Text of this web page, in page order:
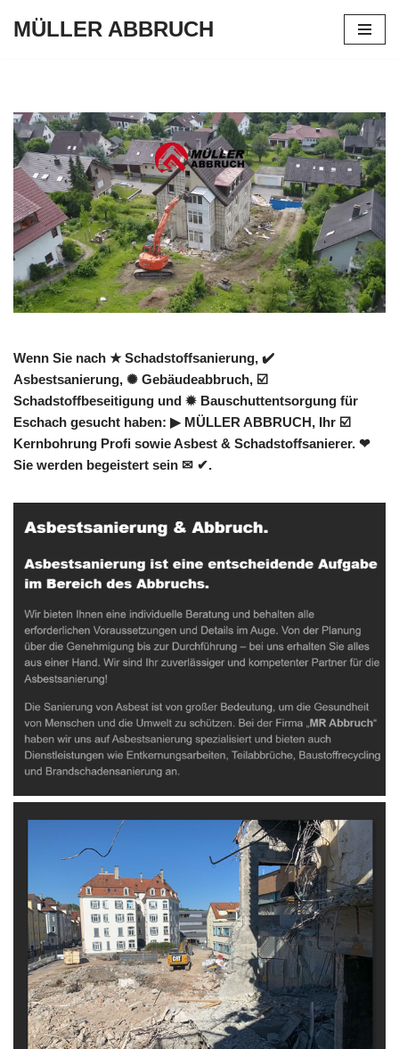
MÜLLER ABBRUCH
Wenn Sie nach ★ Schadstoffsanierung, ✔️
Asbestsanierung, ✺ Gebäudeabbruch, ☑️
Schadstoffbeseitigung und ✹ Bauschuttentsorgung für
Eschach gesucht haben: ▶︎ MÜLLER ABBRUCH, Ihr ☑️
Kernbohrung Profi sowie Asbest & Schadstoffsanierer. ❤
Sie werden begeistert sein ✉ ✔.